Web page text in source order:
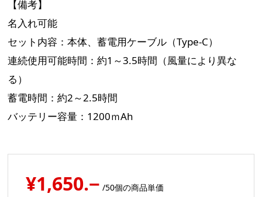
【備考】
名入れ可能
セット内容：本体、蓄電用ケーブル（Type-C）
連続使用可能時間：約1～3.5時間（風量により異な
る）
蓄電時間：約2～2.5時間
バッテリー容量：1200ｍAh
¥1,650.− /50個の商品単価